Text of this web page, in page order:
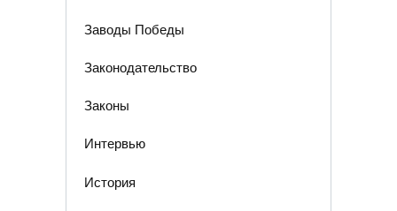
Заводы Победы
Законодательство
Законы
Интервью
История